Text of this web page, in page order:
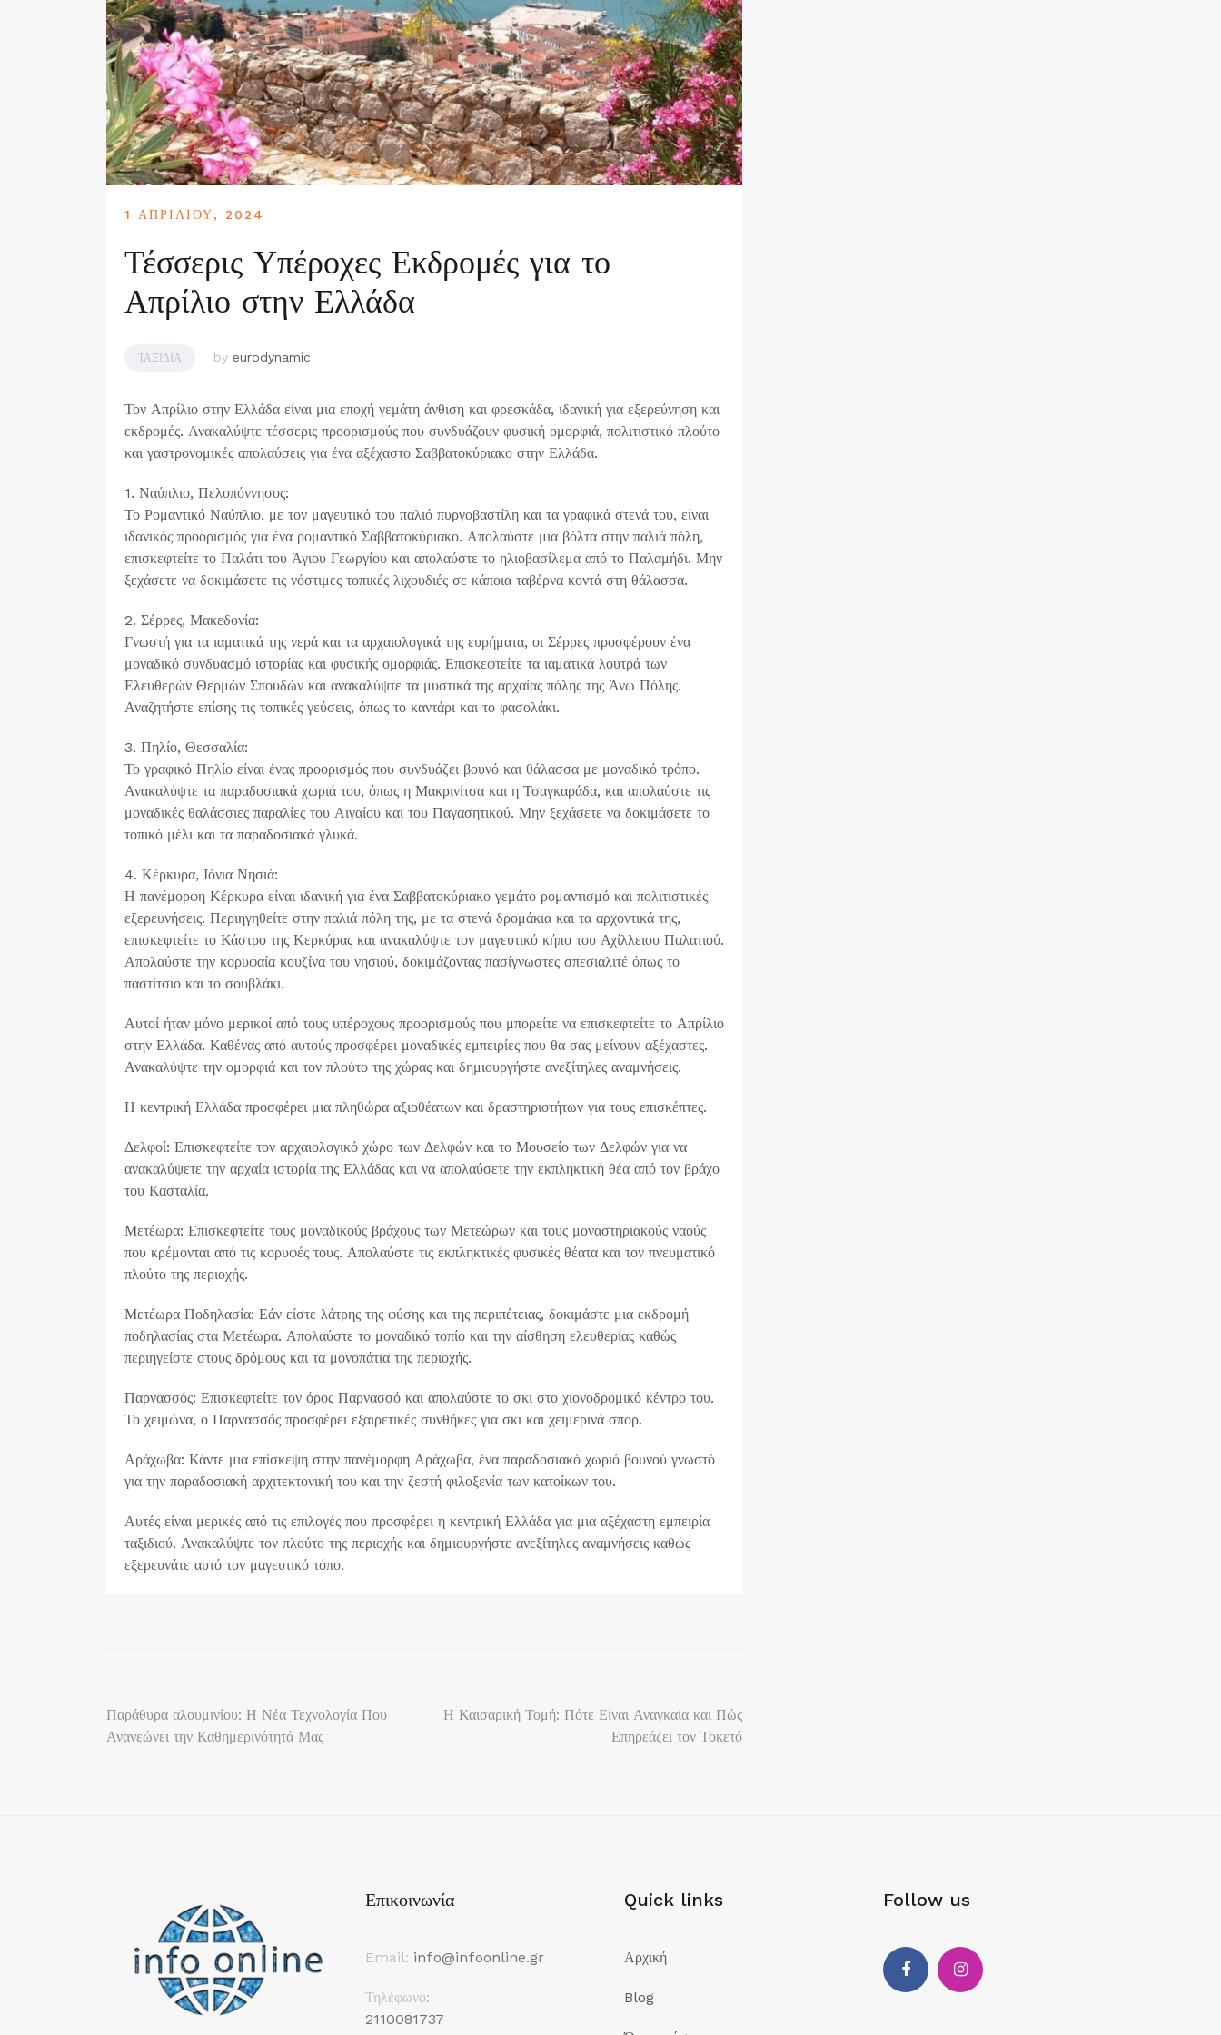
1 ΑΠΡΙΛΊΟΥ, 2024
Τέσσερις Υπέροχες Εκδρομές για το
Απρίλιο στην Ελλάδα
ΤΑΞΊΔΙΑ by eurodynamic
Τον Απρίλιο στην Ελλάδα είναι μια εποχή γεμάτη άνθιση και φρεσκάδα, ιδανική για εξερεύνηση και
εκδρομές. Ανακαλύψτε τέσσερις προορισμούς που συνδυάζουν φυσική ομορφιά, πολιτιστικό πλούτο
και γαστρονομικές απολαύσεις για ένα αξέχαστο Σαββατοκύριακο στην Ελλάδα.
1. Ναύπλιο, Πελοπόννησος:
Το Ρομαντικό Ναύπλιο, με τον μαγευτικό του παλιό πυργοβαστίλη και τα γραφικά στενά του, είναι
ιδανικός προορισμός για ένα ρομαντικό Σαββατοκύριακο. Απολαύστε μια βόλτα στην παλιά πόλη,
επισκεφτείτε το Παλάτι του Άγιου Γεωργίου και απολαύστε το ηλιοβασίλεμα από το Παλαμήδι. Μην
ξεχάσετε να δοκιμάσετε τις νόστιμες τοπικές λιχουδιές σε κάποια ταβέρνα κοντά στη θάλασσα.
2. Σέρρες, Μακεδονία:
Γνωστή για τα ιαματικά της νερά και τα αρχαιολογικά της ευρήματα, οι Σέρρες προσφέρουν ένα
μοναδικό συνδυασμό ιστορίας και φυσικής ομορφιάς. Επισκεφτείτε τα ιαματικά λουτρά των
Ελευθερών Θερμών Σπουδών και ανακαλύψτε τα μυστικά της αρχαίας πόλης της Άνω Πόλης.
Αναζητήστε επίσης τις τοπικές γεύσεις, όπως το καντάρι και το φασολάκι.
3. Πηλίο, Θεσσαλία:
Το γραφικό Πηλίο είναι ένας προορισμός που συνδυάζει βουνό και θάλασσα με μοναδικό τρόπο.
Ανακαλύψτε τα παραδοσιακά χωριά του, όπως η Μακρινίτσα και η Τσαγκαράδα, και απολαύστε τις
μοναδικές θαλάσσιες παραλίες του Αιγαίου και του Παγασητικού. Μην ξεχάσετε να δοκιμάσετε το
τοπικό μέλι και τα παραδοσιακά γλυκά.
4. Κέρκυρα, Ιόνια Νησιά:
Η πανέμορφη Κέρκυρα είναι ιδανική για ένα Σαββατοκύριακο γεμάτο ρομαντισμό και πολιτιστικές
εξερευνήσεις. Περιηγηθείτε στην παλιά πόλη της, με τα στενά δρομάκια και τα αρχοντικά της,
επισκεφτείτε το Κάστρο της Κερκύρας και ανακαλύψτε τον μαγευτικό κήπο του Αχίλλειου Παλατιού.
Απολαύστε την κορυφαία κουζίνα του νησιού, δοκιμάζοντας πασίγνωστες σπεσιαλιτέ όπως το
παστίτσιο και το σουβλάκι.
Αυτοί ήταν μόνο μερικοί από τους υπέροχους προορισμούς που μπορείτε να επισκεφτείτε το Απρίλιο
στην Ελλάδα. Καθένας από αυτούς προσφέρει μοναδικές εμπειρίες που θα σας μείνουν αξέχαστες.
Ανακαλύψτε την ομορφιά και τον πλούτο της χώρας και δημιουργήστε ανεξίτηλες αναμνήσεις.
Η κεντρική Ελλάδα προσφέρει μια πληθώρα αξιοθέατων και δραστηριοτήτων για τους επισκέπτες.
Δελφοί: Επισκεφτείτε τον αρχαιολογικό χώρο των Δελφών και το Μουσείο των Δελφών για να
ανακαλύψετε την αρχαία ιστορία της Ελλάδας και να απολαύσετε την εκπληκτική θέα από τον βράχο
του Κασταλία.
Μετέωρα: Επισκεφτείτε τους μοναδικούς βράχους των Μετεώρων και τους μοναστηριακούς ναούς
που κρέμονται από τις κορυφές τους. Απολαύστε τις εκπληκτικές φυσικές θέατα και τον πνευματικό
πλούτο της περιοχής.
Μετέωρα Ποδηλασία: Εάν είστε λάτρης της φύσης και της περιπέτειας, δοκιμάστε μια εκδρομή
ποδηλασίας στα Μετέωρα. Απολαύστε το μοναδικό τοπίο και την αίσθηση ελευθερίας καθώς
περιηγείστε στους δρόμους και τα μονοπάτια της περιοχής.
Παρνασσός: Επισκεφτείτε τον όρος Παρνασσό και απολαύστε το σκι στο χιονοδρομικό κέντρο του.
Το χειμώνα, ο Παρνασσός προσφέρει εξαιρετικές συνθήκες για σκι και χειμερινά σπορ.
Αράχωβα: Κάντε μια επίσκεψη στην πανέμορφη Αράχωβα, ένα παραδοσιακό χωριό βουνού γνωστό
για την παραδοσιακή αρχιτεκτονική του και την ζεστή φιλοξενία των κατοίκων του.
Αυτές είναι μερικές από τις επιλογές που προσφέρει η κεντρική Ελλάδα για μια αξέχαστη εμπειρία
ταξιδιού. Ανακαλύψτε τον πλούτο της περιοχής και δημιουργήστε ανεξίτηλες αναμνήσεις καθώς
εξερευνάτε αυτό τον μαγευτικό τόπο.
Πλοήγηση
άρθρων
Παράθυρα αλουμινίου: Η Νέα Τεχνολογία Που
Ανανεώνει την Καθημερινότητά Μας
Η Καισαρική Τομή: Πότε Είναι Αναγκαία και Πώς
Επηρεάζει τον Τοκετό
Επικοινωνία
Email: info@infoonline.gr
Τηλέφωνο:
2110081737
Quick links
Αρχική
Blog
Follow us